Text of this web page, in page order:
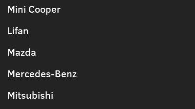
Mini Cooper
Lifan
Mazda
Mercedes-Benz
Mitsubishi